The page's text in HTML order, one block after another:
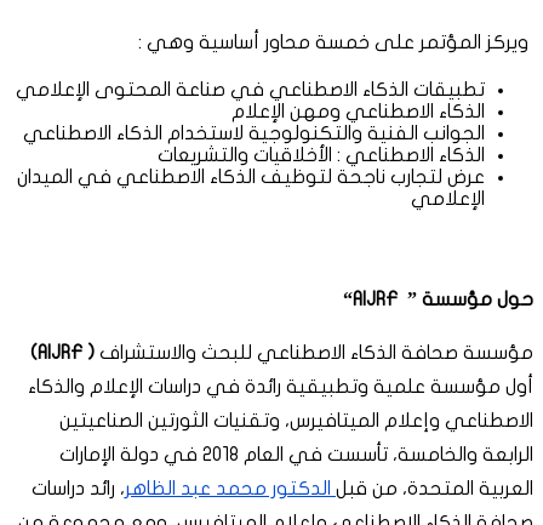
ويركز المؤتمر على خمسة محاور أساسية وهي :
تطبيقات الذكاء الاصطناعي في صناعة المحتوى الإعلامي
الذكاء الاصطناعي ومهن الإعلام
الجوانب الفنية والتكنولوجية لاستخدام الذكاء الاصطناعي
الذكاء الاصطناعي : الأخلاقيات والتشريعات
عرض لتجارب ناجحة لتوظيف الذكاء الاصطناعي في الميدان
الإعلامي
حول مؤسسة ” AIJRF
“
مؤسسة صحافة الذكاء الاصطناعي للبحث والاستشراف ( AIJRF)
أول مؤسسة علمية وتطبيقية رائدة في دراسات الإعلام والذكاء
الاصطناعي وإعلام الميتافيرس، وتقنيات الثورتين الصناعيتين
الرابعة والخامسة، تأسست في العام 2018 في دولة الإمارات
العربية المتحدة، من قبل الدكتور محمد عبد الظاهر، رائد دراسات